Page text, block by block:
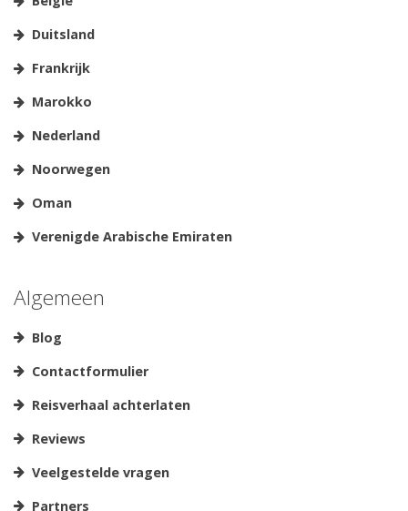
Duitsland
Frankrijk
Marokko
Nederland
Noorwegen
Oman
Verenigde Arabische Emiraten
Algemeen
Blog
Contactformulier
Reisverhaal achterlaten
Reviews
Veelgestelde vragen
Partners